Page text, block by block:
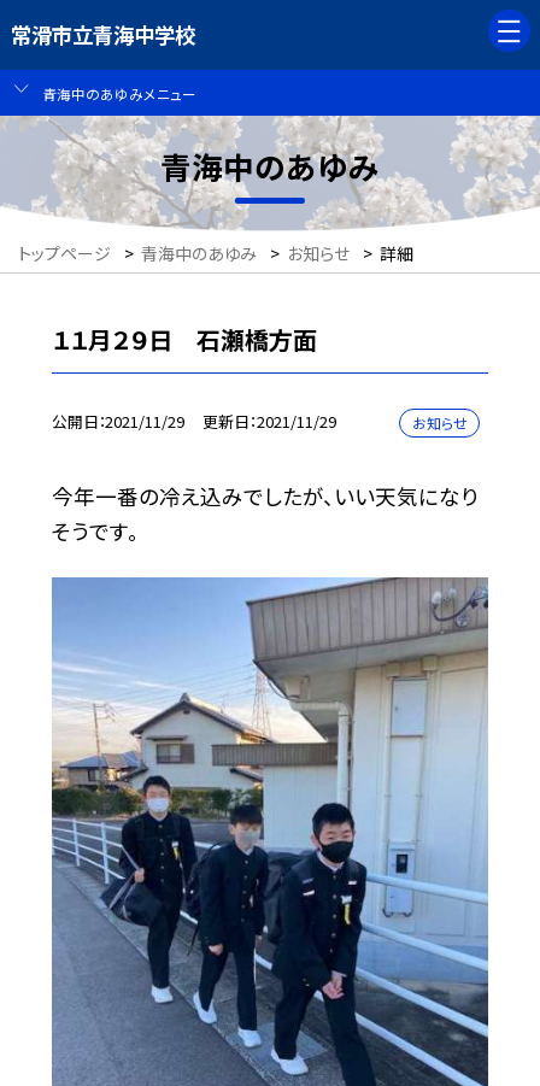
常滑市立青海中学校
青海中のあゆみメニュー
青海中のあゆみ
トップページ > 青海中のあゆみ > お知らせ > 詳細
１１月２９日 石瀬橋方面
公開日 2021/11/29 更新日 2021/11/29 お知らせ
今年一番の冷え込みでしたが、いい天気になり
そうです。